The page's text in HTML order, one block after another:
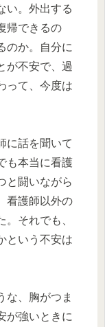
い。外出する
帰できるの
のか。自分に
が不安で、過
って、今度は
に話を聞いて
も本当に看護
と闘いながら
看護師以外の
それでも、
という不安は
な、胸がつま
が強いときに